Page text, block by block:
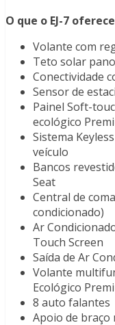
O que o EJ-7 oferece
Volante com
Teto solar
Conectividade
Sensor de
Painel Soft-
ecológico
Sistema
veículo
Bancos
Seat
Central de
condicionado)
Ar
Touch Screen
Saída de Ar
Volante
Ecológico
8 auto falantes
Apoio de braço